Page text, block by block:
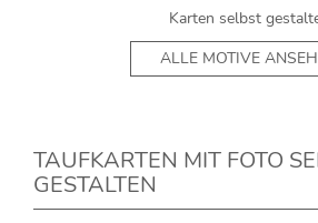
Karten selbst
ALLE MOTIVE
TAUFKARTEN MIT FOTO
GESTALTEN